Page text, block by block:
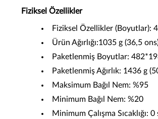
Fiziksel Özellikler
Fiziksel Özellikler (Boyutlar):
Ürün Ağırlığı:1035 g (36,5
Paketlenmiş Boyutlar:
Paketlenmiş Ağırlık: 1436 g
Maksimum Bağıl Nem: %95
Minimum Bağıl Nem: %20
Minimum Çalışma Sıcaklığı: